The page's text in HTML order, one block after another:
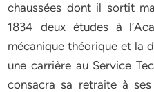
chaussées dont il sortit
1834 deux études à
mécanique théorique et la
une carrière au Service
consacra sa retraite à